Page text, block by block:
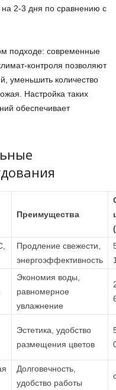
на 2-3 дня по сравнению с
подходе: современные
контроля позволяют
уменьшить количество
Настройка таких
обеспечивает
Преимущества
Продление свежести,
энергоэффективность
Экономия воды,
равномерное
увлажнение
Эстетика, удобство
размещения цветов
Долговечность,
удобство работы